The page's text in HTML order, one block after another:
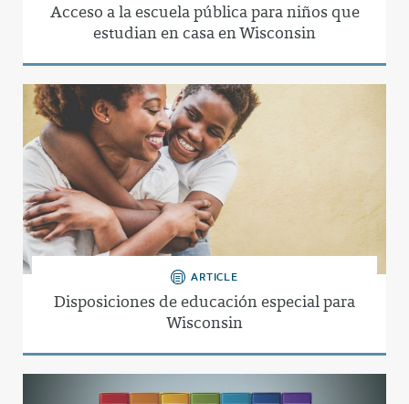
Acceso a la escuela pública para niños que
estudian en casa en Wisconsin
ARTICLE
Disposiciones de educación especial para
Wisconsin